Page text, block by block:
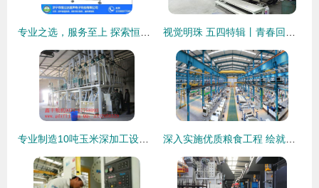
专业之选，服务至上 探索恒立达超声在贴标机领域的卓越贡献 视觉明珠 五四特辑丨青春回响 机械装备制造
专业制造10吨玉米深加工设备 技术集成与产业赋能 深入实施优质粮食工程 绘就新时代江苏“粮”辰美景——机械装备制造篇